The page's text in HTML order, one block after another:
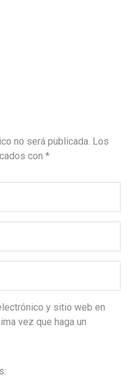
no será publicada. Los
con *
y sitio web en
vez que haga un